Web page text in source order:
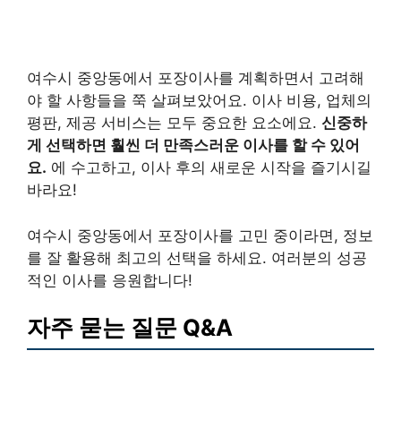
여수시 중앙동에서 포장이사를 계획하면서 고려해
야 할 사항들을 쭉 살펴보았어요. 이사 비용, 업체의
평판, 제공 서비스는 모두 중요한 요소에요. 신중하
게 선택하면 훨씬 더 만족스러운 이사를 할 수 있어
요. 에 수고하고, 이사 후의 새로운 시작을 즐기시길
바라요!
여수시 중앙동에서 포장이사를 고민 중이라면, 정보
를 잘 활용해 최고의 선택을 하세요. 여러분의 성공
적인 이사를 응원합니다!
자주 묻는 질문 Q&A